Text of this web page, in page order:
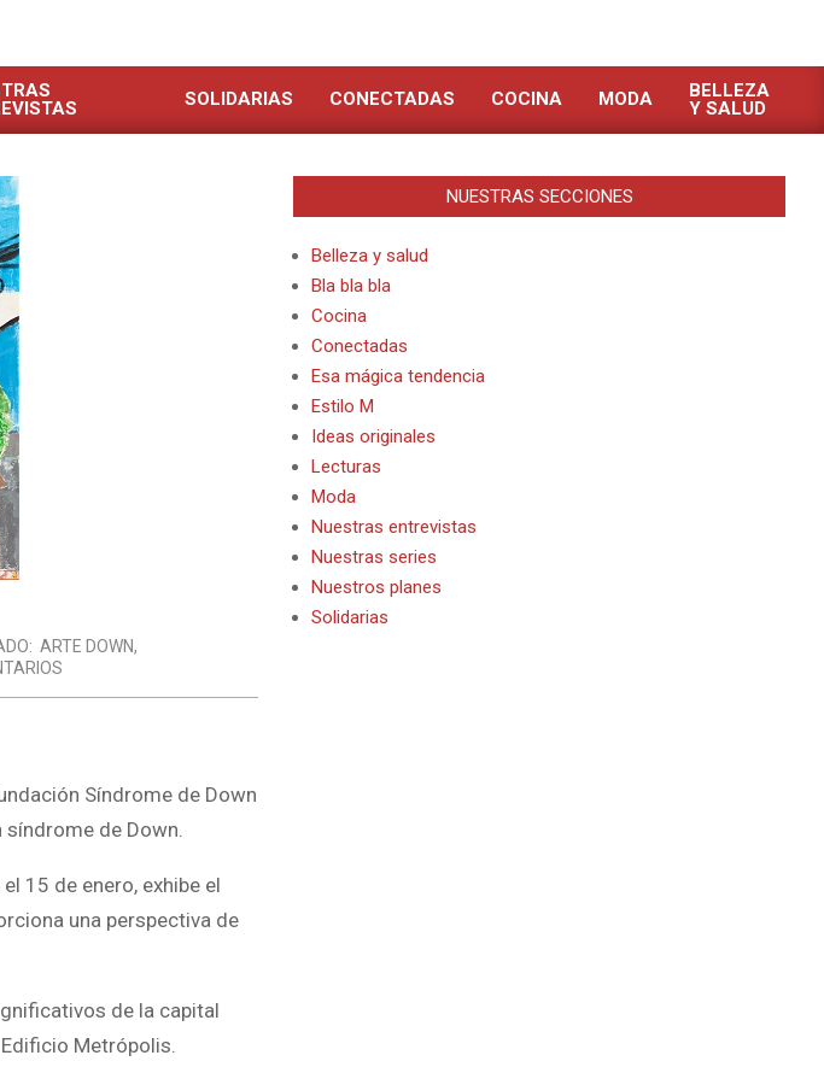
SOLIDARIAS CONECTADAS COCINA MODA
BELLEZA
Y SALUD
ARTE DOWN,
Síndrome de Down
de Down.
15 de enero, exhibe el
una perspectiva de
de la capital
Edificio Metrópolis.
NUESTRAS SECCIONES
Belleza y salud
Bla bla bla
Cocina
Conectadas
Esa mágica tendencia
Estilo M
Ideas originales
Lecturas
Moda
Nuestras entrevistas
Nuestras series
Nuestros planes
Solidarias